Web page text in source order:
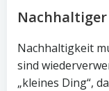
Nachhaltigkeit
sind
„kleines Ding“,